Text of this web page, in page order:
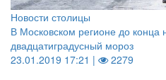
Новости столицы
В Московском регионе до конца
двадцатиградусный мороз
23.01.2019 17:21 |
2279